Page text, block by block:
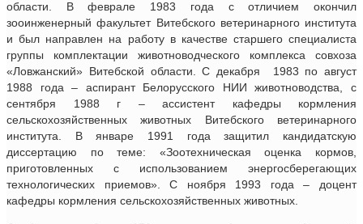
области. В феврале 1983 года с отличием окончил
зооинженерный факультет Витебского ветеринарного института
и был направлен на работу в качестве старшего специалиста
группы комплектации животноводческого комплекса совхоза
«Ловжанский» Витебской области. С декабря 1983 по август
1988 года – аспирант Белорусского НИИ животноводства, с
сентября 1988 г – ассистент кафедры кормления
сельскохозяйственных животных Витебского ветеринарного
института. В январе 1991 года защитил кандидатскую
диссертацию по теме: «Зоотехническая оценка кормов,
приготовленных с использованием энергосберегающих
технологических приемов». С ноября 1993 года – доцент
кафедры кормления сельскохозяйственных животных.